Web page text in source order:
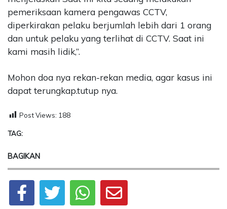
pemeriksaan kamera pengawas CCTV,
diperkirakan pelaku berjumlah lebih dari 1 orang
dan untuk pelaku yang terlihat di CCTV. Saat ini
kami masih lidik,”.
Mohon doa nya rekan-rekan media, agar kasus ini
dapat terungkap.tutup nya.
Post Views: 188
TAG:
BAGIKAN